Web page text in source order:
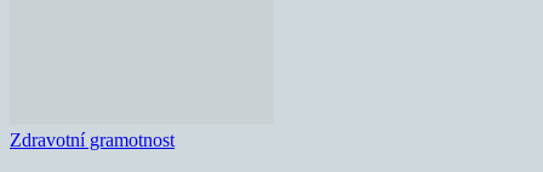
Zdravotní gramotnost